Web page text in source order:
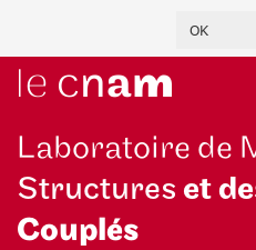
principal
Laboratoire de
Structures et
Couplés